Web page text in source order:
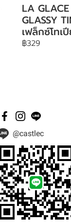
LA
GLASSY
เฟล็กซ์โทเ
฿329
@castlec